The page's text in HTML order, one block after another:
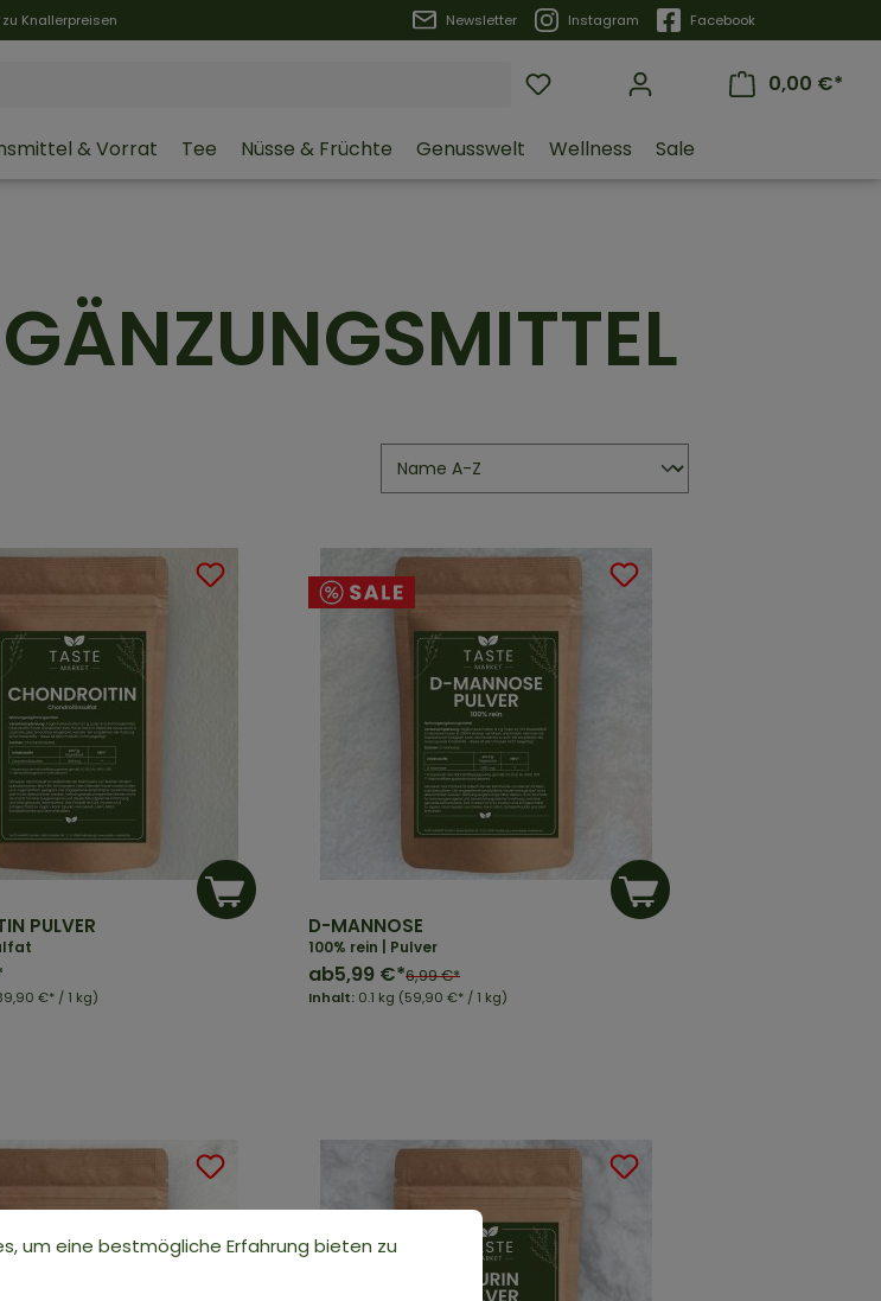
Knallerpreisen Newsletter Instagram Facebook
0,00 €*
& Vorrat Tee Nüsse & Früchte Genusswelt Wellness Sale
PULVER
€* / 1 kg)
D-MANNOSE
100% rein | Pulver
Inhalt: 0.1 kg (59,90 €* / 1 kg)
6,99 €*
ab5,99 €*
um eine bestmögliche Erfahrung bieten zu